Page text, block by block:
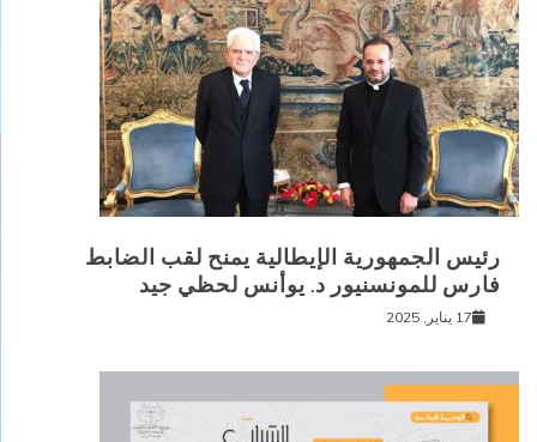
رئيس الجمهورية الإيطالية يمنح لقب الضابط
فارس للمونسنيور د. يوأنس لحظي جيد
17 يناير, 2025